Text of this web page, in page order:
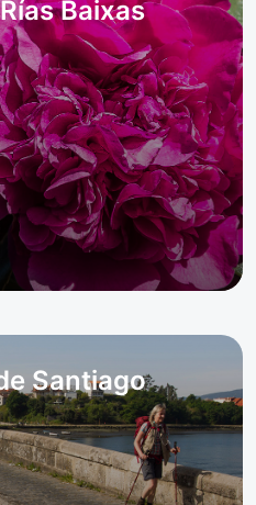
Baixas
Santiago